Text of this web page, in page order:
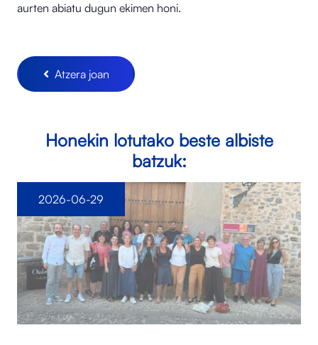
aurten abiatu dugun ekimen honi.
Atzera joan
Honekin lotutako beste albiste
batzuk:
2026-06-29